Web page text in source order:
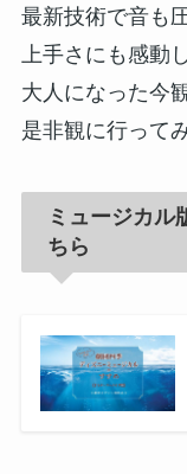
最新技術で音も
上手さにも感動
大人になった今
是非観に行って
ミュージカル
ちら